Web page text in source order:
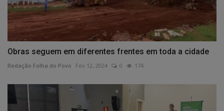
Obras seguem em diferentes frentes em toda a cidade
Redação Folha do Povo Fev 12, 2024 0 174